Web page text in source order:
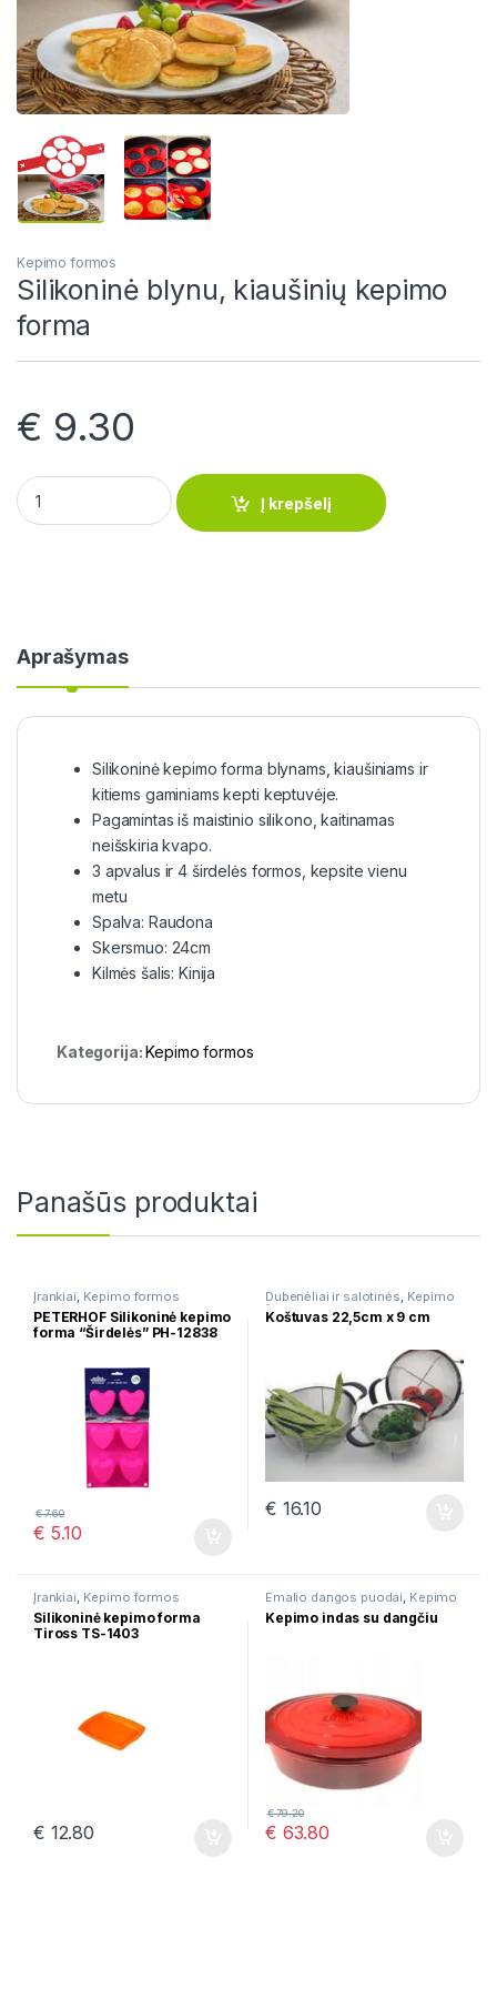
Kepimo formos
Silikoninė blynu, kiaušinių kepimo
forma
€ 9.30
Silikoninė blynu, kiaušinių kepimo forma quantity
Į krepšelį
Aprašymas
Silikoninė kepimo forma blynams, kiaušiniams ir
kitiems gaminiams kepti keptuvėje.
Pagamintas iš maistinio silikono, kaitinamas
neišskiria kvapo.
3 apvalus ir 4 širdelės formos, kepsite vienu
metu
Spalva: Raudona
Skersmuo: 24cm
Kilmės šalis: Kinija
Kategorija:Kepimo formos
Panašūs produktai
Įrankiai, Kepimo formos
PETERHOF Silikoninė kepimo
forma “Širdelės” PH-12838
€ 5.10
€7.60
Dubenėliai ir salotinės, Kepimo
formos
Koštuvas 22,5cm x 9 cm
€ 16.10
Įrankiai, Kepimo formos
Silikoninė kepimo forma
Tiross TS-1403
€ 12.80
Emalio dangos puodai, Kepimo
formos Ketaus puodai Puodai
troškinimui
Kepimo indas su dangčiu
€ 63.80
€79.20